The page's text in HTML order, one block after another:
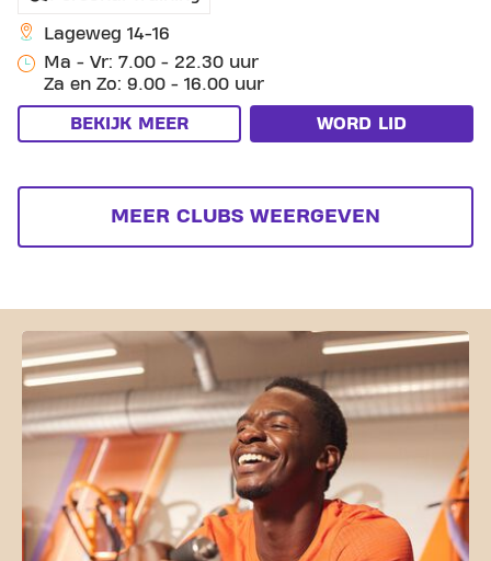
Lageweg 14-16
Ma - Vr: 7.00 - 22.30 uur
Za en Zo: 9.00 - 16.00 uur
BEKIJK MEER WORD LID
MEER CLUBS WEERGEVEN